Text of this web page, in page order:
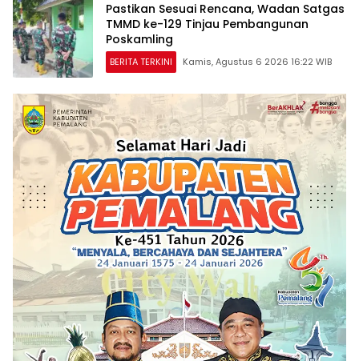
Pastikan Sesuai Rencana, Wadan Satgas
TMMD ke-129 Tinjau Pembangunan
Poskamling
BERITA TERKINI Kamis, Agustus 6 2026 16:22 WIB